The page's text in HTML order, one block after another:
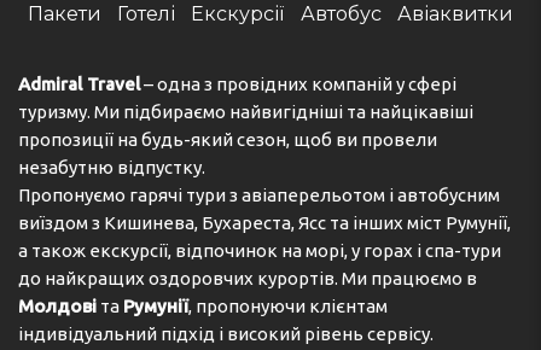
Пакети Готелі Екскурсії Автобус Авіаквитки
Admiral Travel– одна з провідних компаній у сфері
туризму. Ми підбираємо найвигідніші та найцікавіші
пропозиції на будь-який сезон, щоб ви провели
незабутню відпустку.
Пропонуємо гарячі тури з авіаперельотом і автобусним
виїздом з Кишинева, Бухареста, Ясс та інших міст Румунії,
а також екскурсії, відпочинок на морі, у горах і спа-тури
до найкращих оздоровчих курортів. Ми працюємо в
Молдові та Румунії, пропонуючи клієнтам
індивідуальний підхід і високий рівень сервісу.